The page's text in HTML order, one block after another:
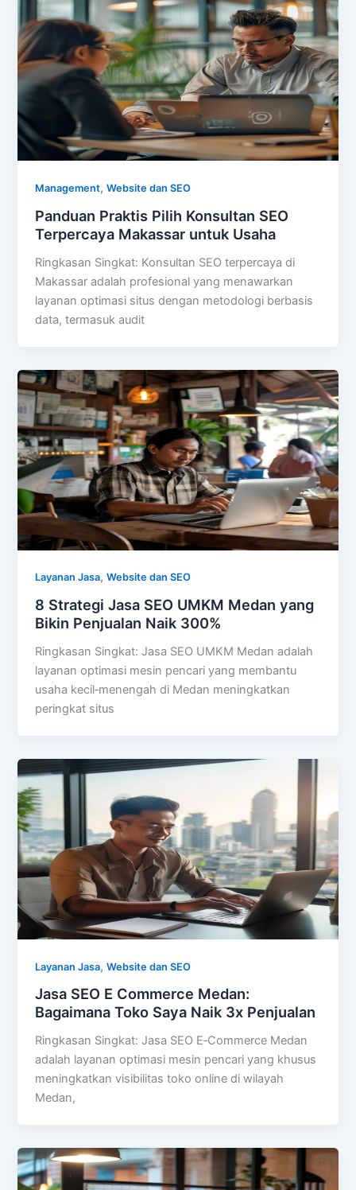
Management,Website dan SEO
Panduan Praktis Pilih Konsultan SEO
Terpercaya Makassar untuk Usaha
Ringkasan Singkat: Konsultan SEO terpercaya di
Makassar adalah profesional yang menawarkan
layanan optimasi situs dengan metodologi berbasis
data, termasuk audit
Layanan Jasa,Website dan SEO
8 Strategi Jasa SEO UMKM Medan yang
Bikin Penjualan Naik 300%
Ringkasan Singkat: Jasa SEO UMKM Medan adalah
layanan optimasi mesin pencari yang membantu
usaha kecil‑menengah di Medan meningkatkan
peringkat situs
Layanan Jasa,Website dan SEO
Jasa SEO E Commerce Medan:
Bagaimana Toko Saya Naik 3x Penjualan
Ringkasan Singkat: Jasa SEO E‑Commerce Medan
adalah layanan optimasi mesin pencari yang khusus
meningkatkan visibilitas toko online di wilayah
Medan,